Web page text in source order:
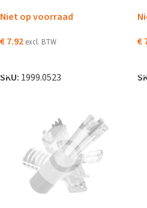
Niet op voorraad
€7.92 excl. BTW
SKU: 1999.0523
€